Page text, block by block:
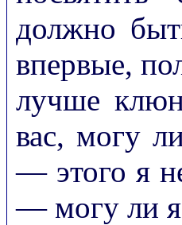
должно
впервые,
лучше
вас, могу
— этого я
— могу ли я